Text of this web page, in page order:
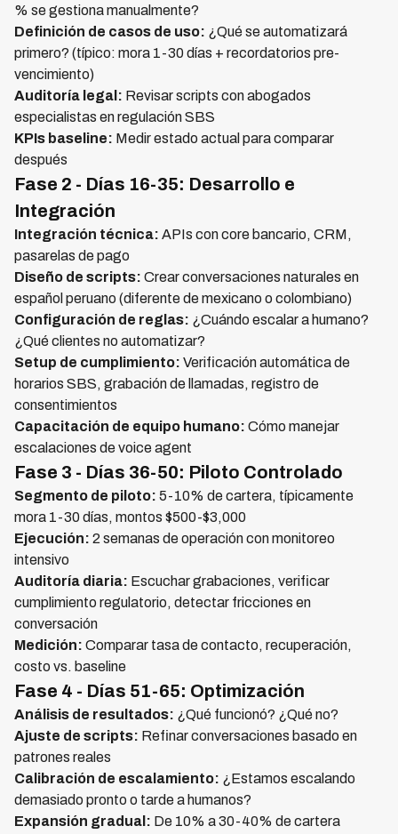
% se gestiona manualmente?
Definición de casos de uso: ¿Qué se automatizará
primero? (típico: mora 1-30 días + recordatorios pre-
vencimiento)
Auditoría legal: Revisar scripts con abogados
especialistas en regulación SBS
KPIs baseline: Medir estado actual para comparar
después
Fase 2 - Días 16-35: Desarrollo e
Integración
Integración técnica: APIs con core bancario, CRM,
pasarelas de pago
Diseño de scripts: Crear conversaciones naturales en
español peruano (diferente de mexicano o colombiano)
Configuración de reglas: ¿Cuándo escalar a humano?
¿Qué clientes no automatizar?
Setup de cumplimiento: Verificación automática de
horarios SBS, grabación de llamadas, registro de
consentimientos
Capacitación de equipo humano: Cómo manejar
escalaciones de voice agent
Fase 3 - Días 36-50: Piloto Controlado
Segmento de piloto: 5-10% de cartera, típicamente
mora 1-30 días, montos $500-$3,000
Ejecución: 2 semanas de operación con monitoreo
intensivo
Auditoría diaria: Escuchar grabaciones, verificar
cumplimiento regulatorio, detectar fricciones en
conversación
Medición: Comparar tasa de contacto, recuperación,
costo vs. baseline
Fase 4 - Días 51-65: Optimización
Análisis de resultados: ¿Qué funcionó? ¿Qué no?
Ajuste de scripts: Refinar conversaciones basado en
patrones reales
Calibración de escalamiento: ¿Estamos escalando
demasiado pronto o tarde a humanos?
Expansión gradual: De 10% a 30-40% de cartera